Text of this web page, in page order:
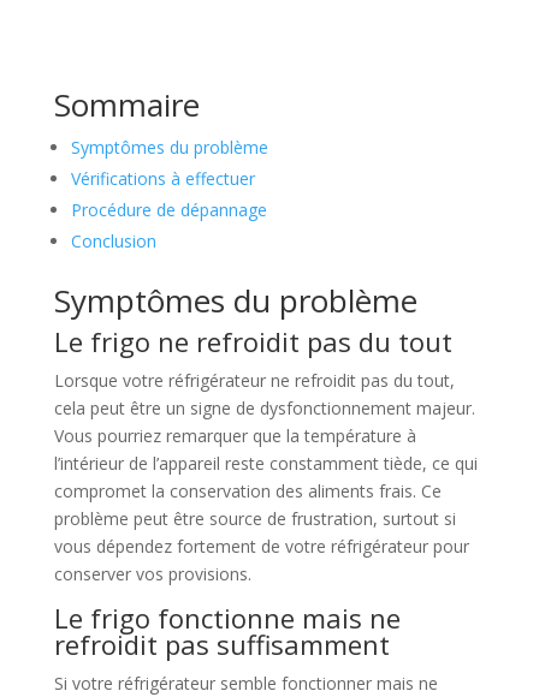
Sommaire
Symptômes du problème
Vérifications à effectuer
Procédure de dépannage
Conclusion
Symptômes du problème
Le frigo ne refroidit pas du tout
Lorsque votre réfrigérateur ne refroidit pas du tout,
cela peut être un signe de dysfonctionnement majeur.
Vous pourriez remarquer que la température à
l’intérieur de l’appareil reste constamment tiède, ce qui
compromet la conservation des aliments frais. Ce
problème peut être source de frustration, surtout si
vous dépendez fortement de votre réfrigérateur pour
conserver vos provisions.
Le frigo fonctionne mais ne
refroidit pas suffisamment
Si votre réfrigérateur semble fonctionner mais ne